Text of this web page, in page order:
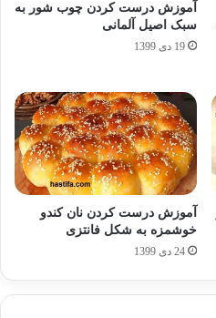
آموزش درست کردن چوب شور به
سبک اصیل آلمانی
19 دی 1399
آموزش درست کردن نان کندو
خوشمزه به شکل فانتزی
24 دی 1399